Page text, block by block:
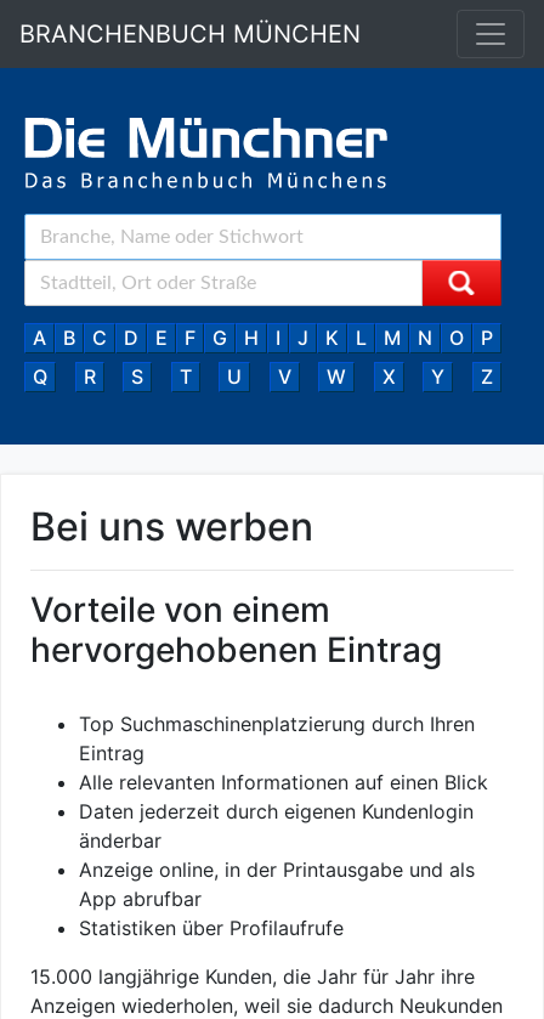
BRANCHENBUCH MÜNCHEN
A B C D E F G H I J K L M N O
P
Q
R S T U V W X Y Z
Bei uns werben
Vorteile von einem
hervorgehobenen Eintrag
Top Suchmaschinenplatzierung durch Ihren
Eintrag
Alle relevanten Informationen auf einen Blick
Daten jederzeit durch eigenen Kundenlogin
änderbar
Anzeige online, in der Printausgabe und als
App abrufbar
Statistiken über Profilaufrufe
15.000 langjährige Kunden, die Jahr für Jahr ihre
Anzeigen wiederholen, weil sie dadurch Neukunden